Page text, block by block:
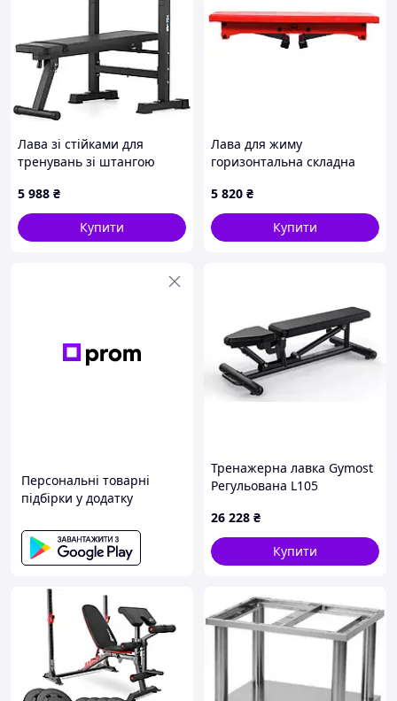
Лава зі стійками для
тренувань зі штангою
5 988 ₴
Купити
Лава для жиму
горизонтальна складна
5 820 ₴
Купити
Персональні товарні
підбірки у додатку
Тренажерна лавка Gymost
Регульована L105
26 228 ₴
Купити